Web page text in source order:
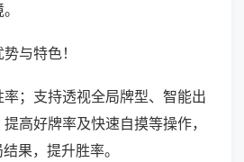
与特色！
；支持透视全局牌型、智能出
高好牌率及快速自摸等操作，
果，提升胜率。